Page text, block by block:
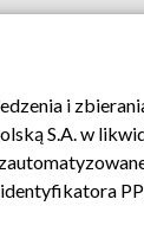
Biuro
i
S.A. w